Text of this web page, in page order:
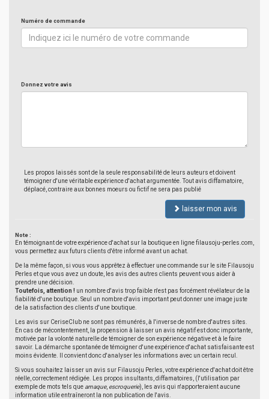
Numéro de commande
Donnez votre avis
Les propos laissés sont de la seule responsabilité de leurs auteurs et doivent
témoigner d'une véritable expérience d'achat argumentée. Tout avis diffamatoire,
déplacé, contraire aux bonnes moeurs ou fictif ne sera pas publié
laisser mon avis
Note :
En témoignant de votre expérience d'achat sur la boutique en ligne filausoju-perles.com,
vous permettez aux futurs clients d'être informé avant un achat.
De la même façon, si vous vous apprêtez à effectuer une commande sur le site Filausoju
Perles et que vous avez un doute, les avis des autres clients peuvent vous aider à
prendre une décision.
Toutefois, attention ! un nombre d'avis trop faible n'est pas forcément révélateur de la
fiabilité d'une boutique. Seul un nombre d'avis important peut donner une image juste
de la satisfaction des clients d'une boutique.
Les avis sur CeriseClub ne sont pas rémunérés, à l'inverse de nombre d'autres sites.
En cas de mécontentement, la propension à laisser un avis négatif est donc importante,
motivée par la volonté naturelle de témoigner de son expérience négative et à le faire
savoir. La démarche spontanée de témoigner d'une expérience d'achat satisfaisante est
moins évidente. Il convient donc d'analyser les informations avec un certain recul.
Si vous souhaitez laisser un avis sur Filausoju Perles, votre expérience d'achat doit être
réelle, correctement rédigée. Les propos insultants, diffamatoires, (l'utilisation par
exemple de mots tels que arnaque, escroquerie), les avis qui n'apporteraient aucune
information utile entraîneront la non publication de l'avis.